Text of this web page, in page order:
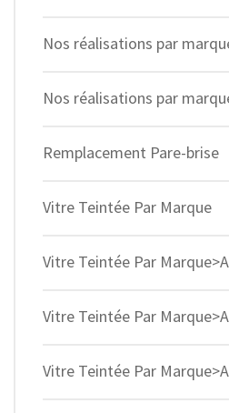
Nos réalisations par
Nos réalisations par
Remplacement Pare-brise
Vitre Teintée Par Marque
Vitre Teintée Par
Vitre Teintée Par
Vitre Teintée Par